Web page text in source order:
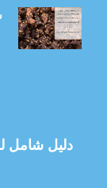
دليل شامل